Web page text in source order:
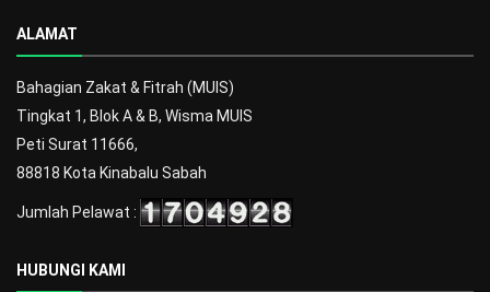
ALAMAT
Bahagian Zakat & Fitrah (MUIS)
Tingkat 1, Blok A & B, Wisma MUIS
Peti Surat 11666,
88818 Kota Kinabalu Sabah
Jumlah Pelawat :
HUBUNGI KAMI